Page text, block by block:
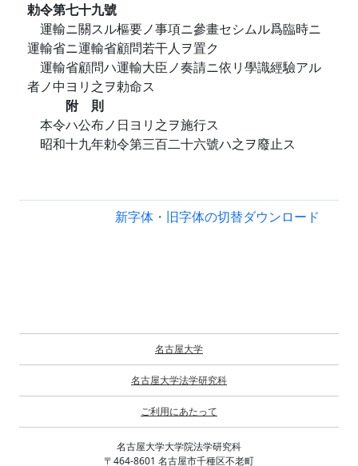
勅令第七十九號
運輸ニ關スル樞要ノ事項ニ參畫セシムル爲臨時ニ
運輸省ニ運輸省顧問若干人ヲ置ク
運輸省顧問ハ運輸大臣ノ奏請ニ依リ學識經驗アル
者ノ中ヨリ之ヲ勅命ス
附 則
本令ハ公布ノ日ヨリ之ヲ施行ス
昭和十九年勅令第三百二十六號ハ之ヲ廢止ス
新字体・旧字体の切替ダウンロード
名古屋大学
名古屋大学法学研究科
ご利用にあたって
名古屋大学大学院法学研究科
〒464-8601 名古屋市千種区不老町